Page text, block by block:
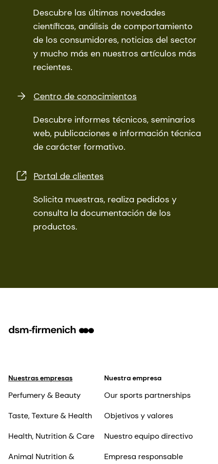
Descubre las últimas novedades
científicas, análisis de comportamiento
de los consumidores, noticias del sector
y mucho más en nuestros artículos más
recientes.
Centro de conocimientos
Descubre informes técnicos, seminarios
web, publicaciones e información técnica
de carácter formativo.
Portal de clientes
Solicita muestras, realiza pedidos y
consulta la documentación de los
productos.
Nuestras empresas
Perfumery & Beauty
Taste, Texture & Health
Health, Nutrition & Care
Animal Nutrition &
Nuestra empresa
Our sports partnerships
Objetivos y valores
Nuestro equipo directivo
Empresa responsable